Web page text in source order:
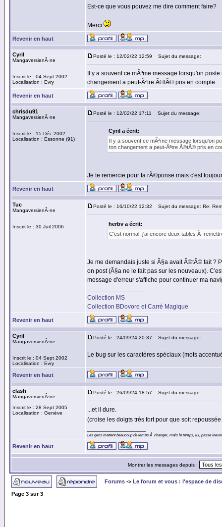
Est-ce que vous pouvez me dire comment faire?
Merci
Revenir en haut
Cyril
MangaversienÂ·ne
Inscrit le : 04 Sept 2002
Localisation : Evry
Posté le : 12/02/22 12:59 Sujet du message:
Il y a souvent ce mÃªme message lorsqu'on
changement a peut-Ãªtre Ã©tÃ© pris en compte.
Revenir en haut
chrisdu91
MangaversienÂ·ne
Inscrit le : 15 Déc 2002
Localisation : Essonne (91)
Posté le : 12/02/22 17:11 Sujet du message:
Cyril a écrit:
Il y a souvent ce mÃªme message lorsqu'on
ton changement a peut-Ãªtre Ã©tÃ© pris en
Je te remercie pour ta rÃ©ponse mais c'est
Revenir en haut
Tuc
MangaversienÂ·ne
Inscrit le : 30 Juil 2006
Posté le : 16/10/22 12:32 Sujet du message: Re:
herbv a écrit:
C'est normal, j'ai encore deux tables Ã
Je me demandais juste si Ã§a avait Ã©tÃ© fait ?
on post (Ã§a ne le fait pas sur les nouveaux).
message d'erreur s'affiche pour continuer ma
Collection MS
Collection BDovore et Carré Magique
Revenir en haut
Cyril
MangaversienÂ·ne
Inscrit le : 04 Sept 2002
Localisation : Evry
Posté le : 24/09/24 20:37 Sujet du message:
Le bug sur les caractères spéciaux (mots
Revenir en haut
clash
MangaversienÂ·ne
Inscrit le : 28 Sept 2005
Localisation : Genève
Posté le : 26/09/24 18:57 Sujet du message:
...et il dure.
(croise les doigts très fort pour que soit
Les gens mettent beaucoup de temps Ã changer, mais le temps, lui, passe
Revenir en haut
Montrer les messages depuis :
Forums -> Le forum et vous : l'espace de
Page 3 sur3